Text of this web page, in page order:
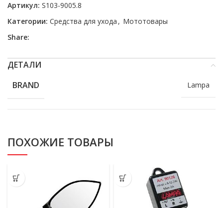
Артикул: S103-9005.8
Категории: Средства для ухода , Мототовары
Share:
ДЕТАЛИ
BRAND
Lampa
ПОХОЖИЕ ТОВАРЫ